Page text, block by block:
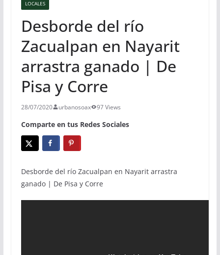
LOCALES
Desborde del río
Zacualpan en Nayarit
arrastra ganado | De
Pisa y Corre
28/07/2020 urbanosoax 97 Views
Comparte en tus Redes Sociales
Desborde del río Zacualpan en Nayarit arrastra
ganado | De Pisa y Corre